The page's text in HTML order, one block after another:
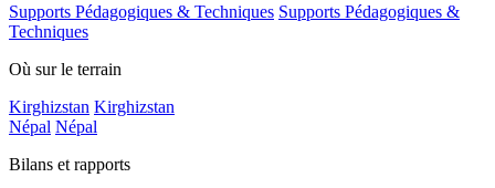
Supports Pédagogiques & Techniques Supports Pédagogiques &
Techniques
Où sur le terrain
Kirghizstan Kirghizstan
Népal Népal
Bilans et rapports